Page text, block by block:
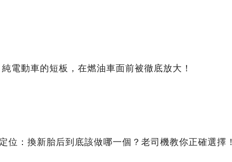
電動車的短板，在燃油車面前被徹底放大！
位：換新胎后到底該做哪一個？老司機教你正確選擇！